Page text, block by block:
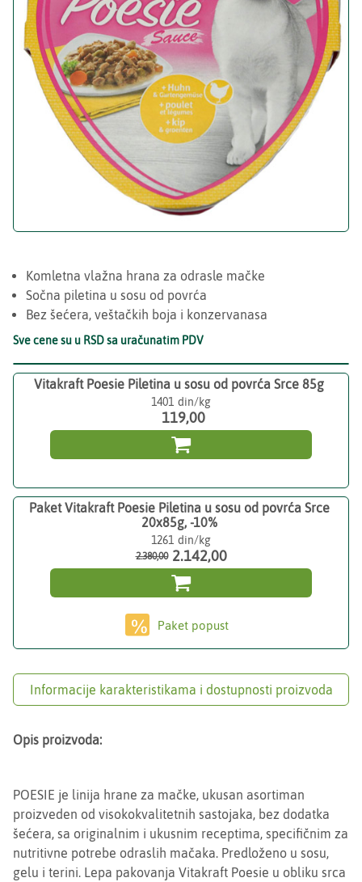
Komletna vlažna hrana za odrasle mačke
Sočna piletina u sosu od povrća
Bez šećera, veštačkih boja i konzervanasa
Sve cene su u RSD sa uračunatim PDV
Vitakraft Poesie Piletina u sosu od povrća Srce 85g
1401
119,00

Paket Vitakraft Poesie Piletina u sosu od povrća Srce
20x85g, -10%
1261
2.380,00 2.142,00

Paket popust
Informacije karakteristikama i dostupnosti proizvoda
Opis proizvoda:
POESIE je linija hrane za mačke, ukusan asortiman
proizveden od visokokvalitetnih sastojaka, bez dodatka
šećera, sa originalnim i ukusnim receptima, specifičnim za
nutritivne potrebe odraslih mačaka. Predloženo u sosu,
gelu i terini. Lepa pakovanja Vitakraft Poesie u obliku srca